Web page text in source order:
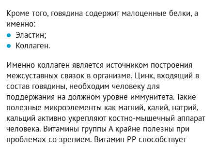
Кроме того, говядина содержит малоценные белки, а
именно:
Эластин;
Коллаген.
Именно коллаген является источником построения
межсуставных связок в организме. Цинк, входящий в
состав говядины, необходим человеку для
поддержания на должном уровне иммунитета. Такие
полезные микроэлементы как магний, калий, натрий,
кальций активно укрепляют костно-мышечный аппарат
человека. Витамины группы А крайне полезны при
проблемах со зрением. Витамин РР способствует